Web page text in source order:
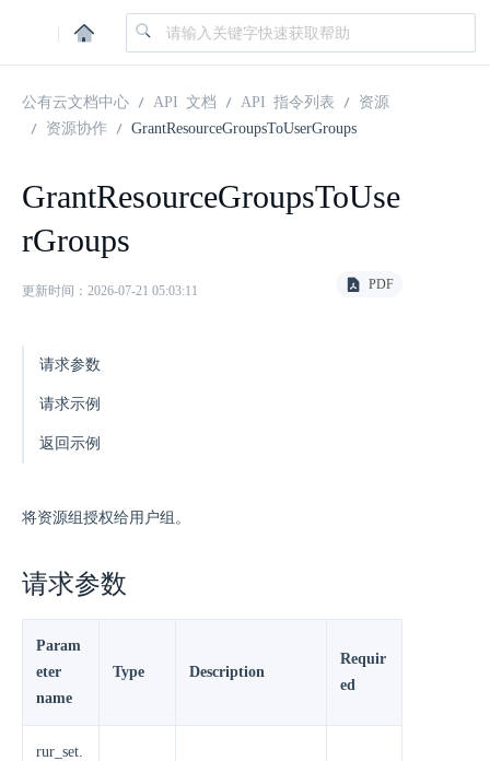
|
公有云文档中心 API 文档 API 指令列表
资源
资源协作
GrantResourceGroupsToUserGroups
GrantResourceGroupsToUse
rGroups
更新时间：2026-07-21 05:03:11 PDF
请求参数
请求示例
返回示例
将资源组授权给用户组。
请求参数
Param
eter
name
Type Description
Requir
ed
rur_set.